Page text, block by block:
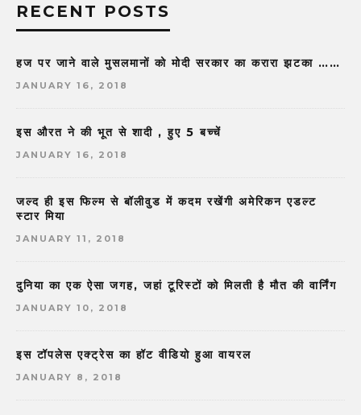
RECENT POSTS
हज पर जाने वाले मुसलमानों को मोदी सरकार का करारा झटका ……
JANUARY 16, 2018
इस औरत ने की भूत से शादी , हुए 5 बच्चें
JANUARY 16, 2018
जल्द ही इस फिल्म से बॉलीवुड में कदम रखेंगी अमेरिकन एडल्ट
स्टार मिया
JANUARY 11, 2018
दुनिया का एक ऐसा जगह, जहां टूरिस्टों को मिलती है मौत की वार्निंग
JANUARY 10, 2018
इस टॉपलेस एक्ट्रेस का हॉट वीडियो हुआ वायरल
JANUARY 8, 2018